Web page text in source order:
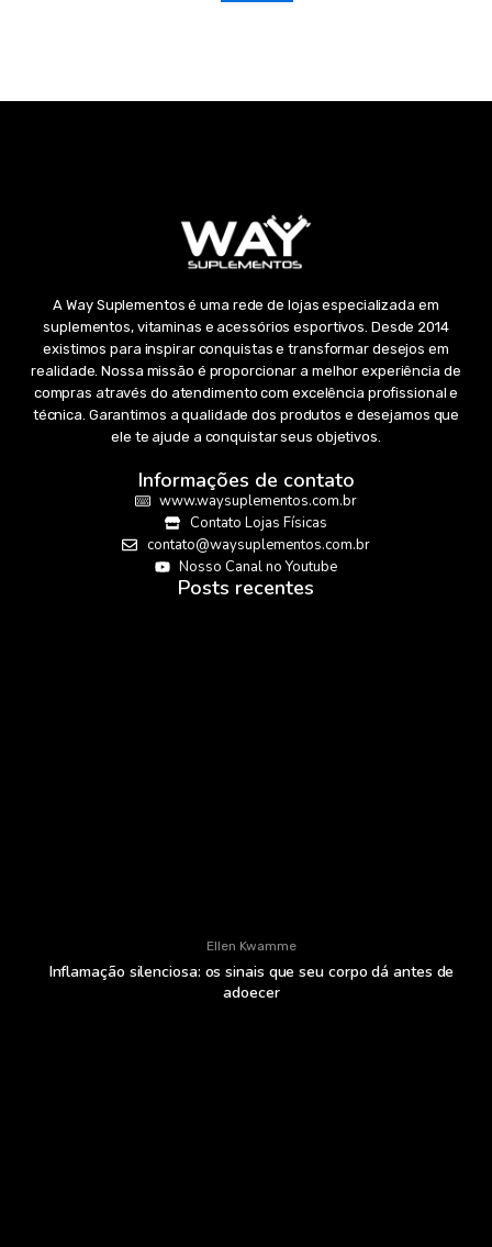
A Way Suplementos é uma rede de lojas especializada em
suplementos, vitaminas e acessórios esportivos. Desde 2014
existimos para inspirar conquistas e transformar desejos em
realidade. Nossa missão é proporcionar a melhor experiência de
compras através do atendimento com excelência profissional e
técnica. Garantimos a qualidade dos produtos e desejamos que
ele te ajude a conquistar seus objetivos.
Informações de contato
www.waysuplementos.com.br
Contato Lojas Físicas
contato@waysuplementos.com.br
Nosso Canal no Youtube
Posts recentes
Ellen Kwamme
Inflamação silenciosa: os sinais que seu corpo dá antes de
adoecer